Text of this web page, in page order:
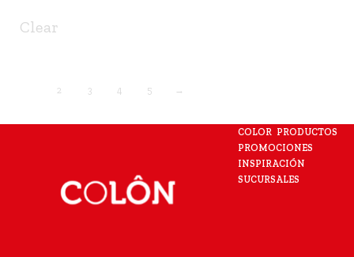
Clear
2 3 4 5 →
COLOR PRODUCTOS
PROMOCIONES
INSPIRACIÓN
SUCURSALES